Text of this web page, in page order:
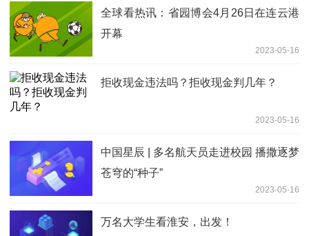
全球看热讯：省园博会4月26日在连云港
开幕
2023-05-16
拒收现金违法吗？拒收现金判几年？
2023-05-16
中国星辰 | 多名航天员走进校园 播撒逐梦
苍穹的“种子”
2023-05-16
万名大学生看淮安，出发！